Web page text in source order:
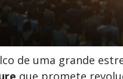
de uma grande
que promete